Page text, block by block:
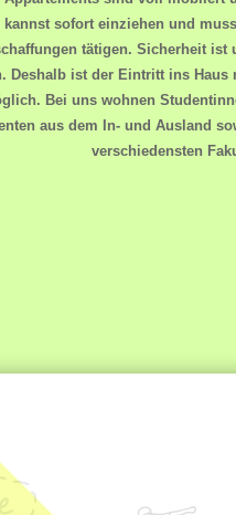
kannst sofort einziehen und
tätigen. Sicherheit ist
Deshalb ist der Eintritt ins Haus
Bei uns wohnen
aus dem In- und Ausland
verschiedensten